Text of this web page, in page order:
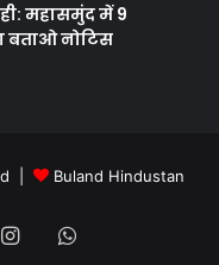
diabities
महासमुंद में 9
बताओ नोटिस
| Buland Hindustan
InstagramWhatsApp